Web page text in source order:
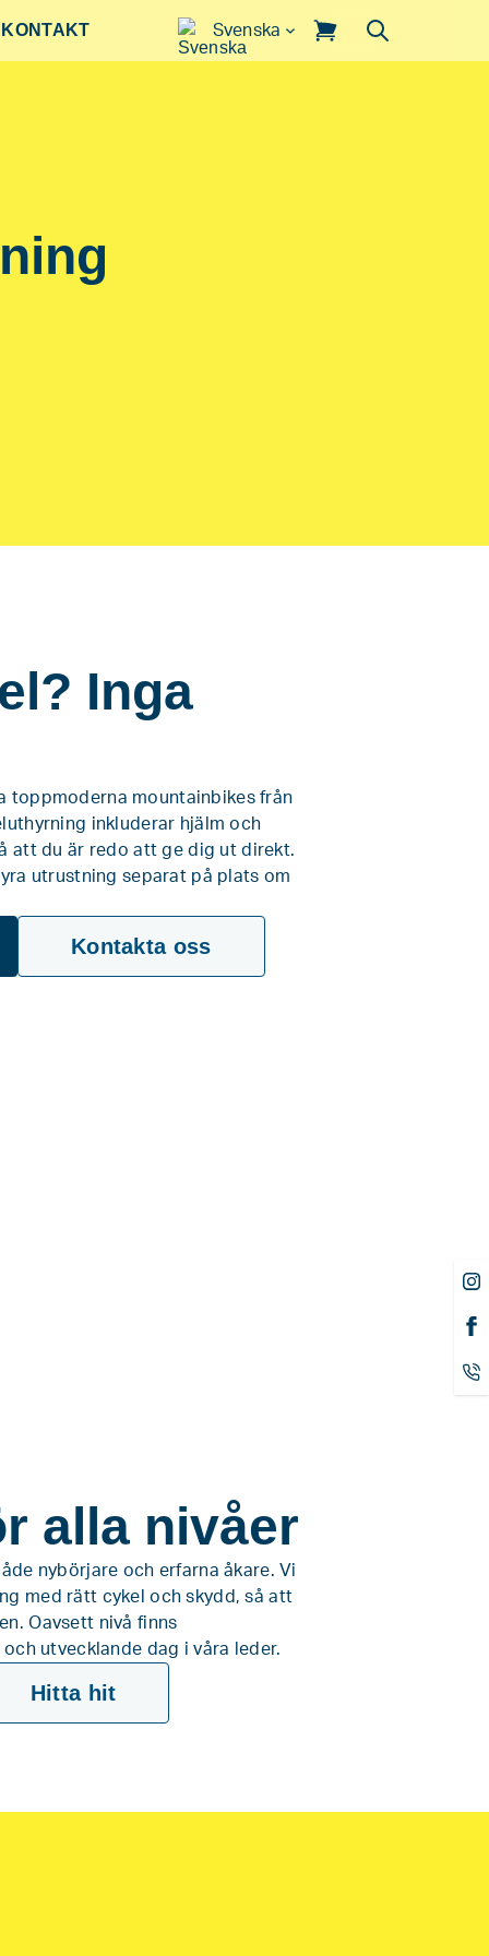
KONTAKT Svenska
Inga
toppmoderna mountainbikes från
inkluderar hjälm och
att du är redo att ge dig ut direkt.
utrustning separat på plats om
Kontakta oss
alla nivåer
nybörjare och erfarna åkare. Vi
med rätt cykel och skydd, så att
Oavsett nivå finns
utvecklande dag i våra leder.
Hitta hit